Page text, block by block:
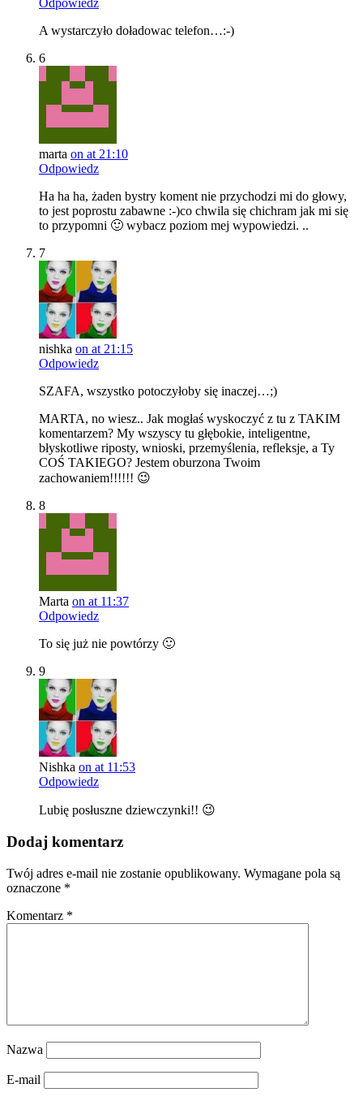
Odpowiedz
A wystarczyło doładowac telefon…:-)
6
marta on at 21:10
Odpowiedz
Ha ha ha, żaden bystry koment nie przychodzi mi do głowy,
to jest poprostu zabawne :-)co chwila się chichram jak mi się
to przypomni 🙂 wybacz poziom mej wypowiedzi. ..
7
nishka on at 21:15
Odpowiedz
SZAFA, wszystko potoczyłoby się inaczej…;)
MARTA, no wiesz.. Jak mogłaś wyskoczyć z tu z TAKIM
komentarzem? My wszyscy tu głębokie, inteligentne,
błyskotliwe riposty, wnioski, przemyślenia, refleksje, a Ty
COŚ TAKIEGO? Jestem oburzona Twoim
zachowaniem!!!!!! 😉
8
Marta on at 11:37
Odpowiedz
To się już nie powtórzy 🙂
9
Nishka on at 11:53
Odpowiedz
Lubię posłuszne dziewczynki!! 😉
Dodaj komentarz
Twój adres e-mail nie zostanie opublikowany. Wymagane pola są
oznaczone *
Komentarz *
Nazwa
E-mail